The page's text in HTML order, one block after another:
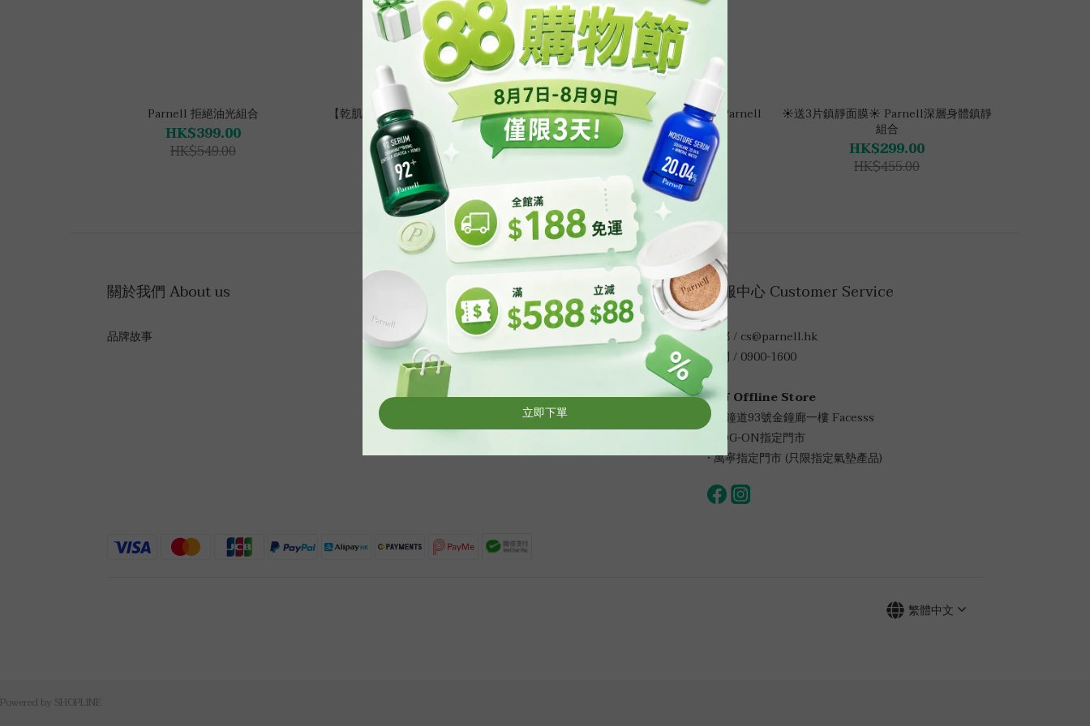
Parnell 拒絕油光組合
HK$399.00
HK$549.00
【乾肌適用⚪|白色光澤透亮款】Parnell
無瑕妝容組合
HK$310.00
HK$470.00
【油肌適用🟢|綠色柔霧啞光款】Parnell
無瑕妝容組合
HK$310.00
HK$470.00
☀️送3片鎮靜面膜☀️ Parnell深層身體鎮靜
組合
HK$299.00
HK$455.00
關於我們 About us
品牌故事
政策 Policies
服務條款
隱私政策
運送服務
退換貨政策
客服中心 Customer Service
電郵 / cs@parnell.hk
時間 / 0900-1600
門市 Offline Store
• 金鐘道93號金鐘廊一樓 Facesss
• LOG-ON指定門市
• 萬寧指定門市 (只限指定氣墊產品)
繁體中文
Powered by SHOPLINE